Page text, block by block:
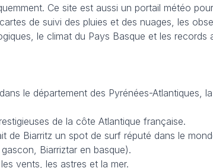
Ce site est aussi un portail météo
de suivi des pluies et des nuages, les
le climat du Pays Basque et les
le département des Pyrénées-Atlantiques,
de la côte Atlantique française.
de Biarritz un spot de surf réputé dans le
Biarriztar en basque).
vents, les astres et la mer.